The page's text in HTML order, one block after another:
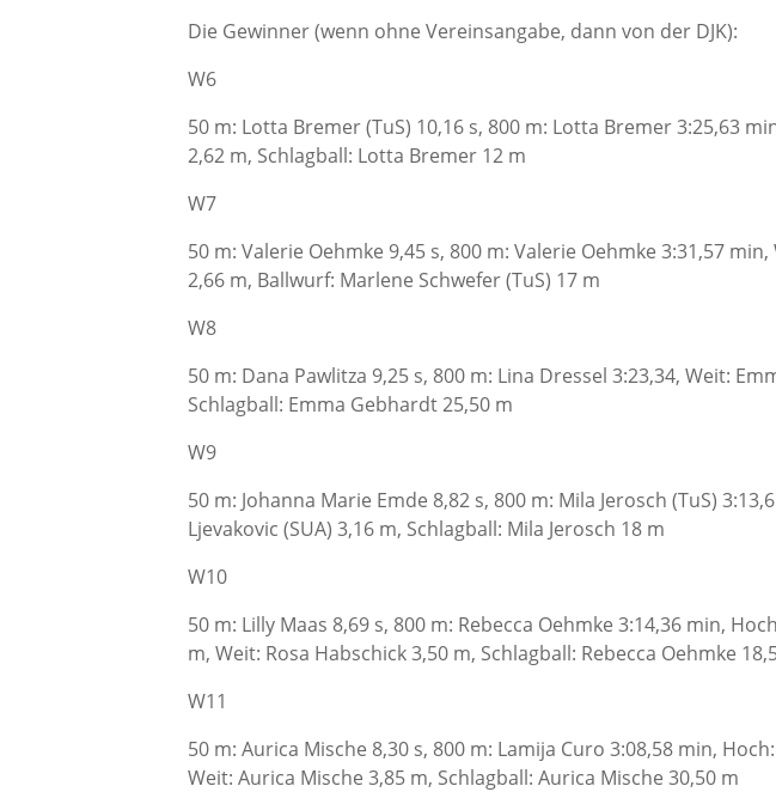
Die Gewinner (wenn ohne Vereinsangabe, dann von der DJK):
W6
50 m: Lotta Bremer (TuS) 10,16 s, 800 m: Lotta Bremer 3:25,63
2,62 m, Schlagball: Lotta Bremer 12 m
W7
50 m: Valerie Oehmke 9,45 s, 800 m: Valerie Oehmke 3:31,57
2,66 m, Ballwurf: Marlene Schwefer (TuS) 17 m
W8
50 m: Dana Pawlitza 9,25 s, 800 m: Lina Dressel 3:23,34, Weit:
Schlagball: Emma Gebhardt 25,50 m
W9
50 m: Johanna Marie Emde 8,82 s, 800 m: Mila Jerosch (TuS)
Ljevakovic (SUA) 3,16 m, Schlagball: Mila Jerosch 18 m
W10
50 m: Lilly Maas 8,69 s, 800 m: Rebecca Oehmke 3:14,36 min,
m, Weit: Rosa Habschick 3,50 m, Schlagball: Rebecca Oehmke
W11
50 m: Aurica Mische 8,30 s, 800 m: Lamija Curo 3:08,58 min,
Weit: Aurica Mische 3,85 m, Schlagball: Aurica Mische 30,50 m